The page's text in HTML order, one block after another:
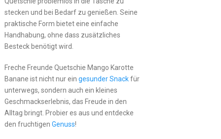
stecken und bei Bedarf zu genießen. Seine
praktische Form bietet eine einfache
Handhabung, ohne dass zusätzliches
Besteck benötigt wird.
Freche Freunde Quetschie Mango Karotte
Banane ist nicht nur ein gesunder Snackfür
unterwegs, sondern auch ein kleines
Geschmackserlebnis, das Freude in den
Alltag bringt. Probier es aus und entdecke
den fruchtigen Genuss!